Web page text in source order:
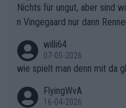
Nichts für ungut, aber sind
n Vingegaard nur dann
willi64
07-05-2026
wie spielt man denn mit da
FlyingWvA
16-04-2026